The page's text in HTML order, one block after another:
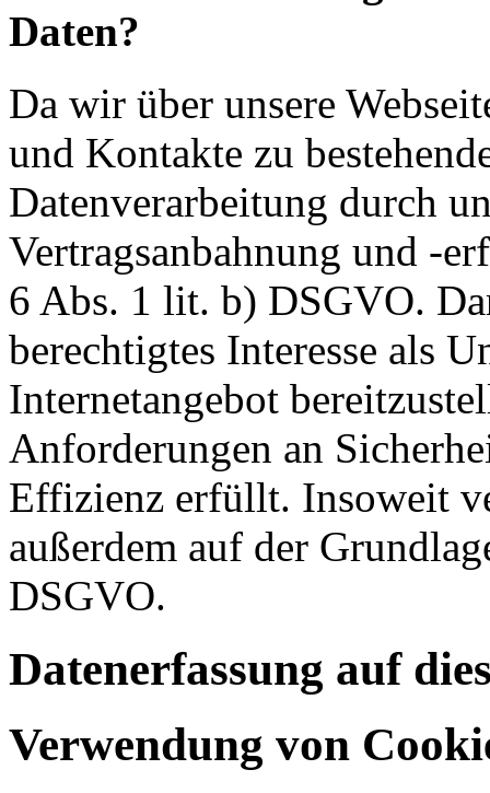
Daten?
Da wir über unsere
und Kontakte zu
Datenverarbeitung durch
Vertragsanbahnung und -
6 Abs. 1 lit. b) DSGVO.
berechtigtes Interesse als
Internetangebot
Anforderungen an
Effizienz erfüllt. Insoweit
außerdem auf der
DSGVO.
Datenerfassung auf
Verwendung von